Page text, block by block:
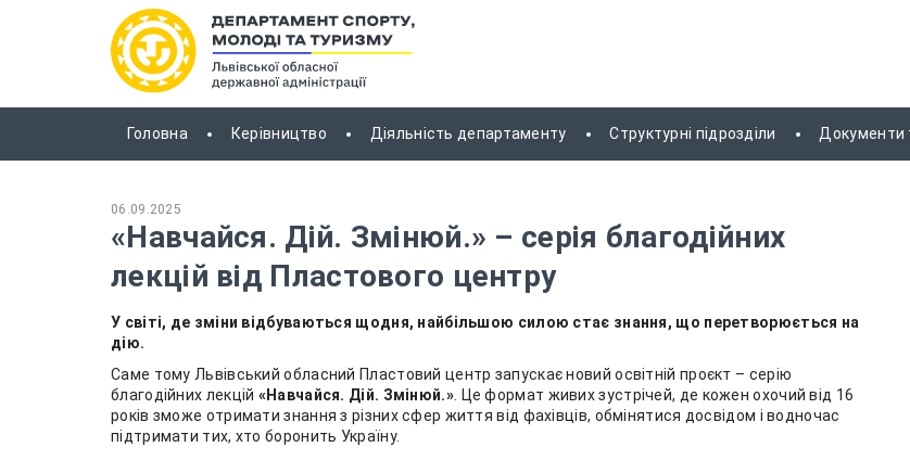
Головна Керівництво Діяльність департаменту Структурні підрозділи Документи
06.09.2025
«Навчайся. Дій. Змінюй.» – серія благодійних
лекцій від Пластового центру
У світі, де зміни відбуваються щодня, найбільшою силою стає знання, що перетворюється на
дію.
Саме тому Львівський обласний Пластовий центр запускає новий освітній проєкт – серію
благодійних лекцій «Навчайся. Дій. Змінюй.». Це формат живих зустрічей, де кожен охочий від 16
років зможе отримати знання з різних сфер життя від фахівців, обмінятися досвідом і водночас
підтримати тих, хто боронить Україну.